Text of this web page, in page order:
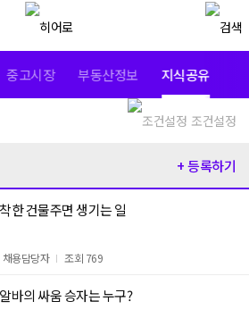
중고시장 부동산정보 지식공유
조건설정
+ 등록하기
한 건물주면 생기는 일
채용담당자 조회 769
바의 싸움 승자는 누구?